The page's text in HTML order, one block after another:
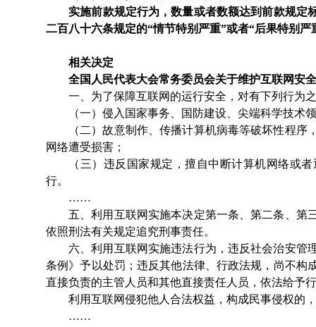
实施前款规定行为，数量或者数额达到前款规定
二百八十六条规定的“情节特别严重”或者“后果特别严
相关决定
全国人民代表大会常务委员会关于维护互联网安
一、为了保障互联网的运行安全，对有下列行为
（一）侵入国家事务、国防建设、尖端科学技术
（二）故意制作、传播计算机病毒等破坏性程
网络遭受损害；
（三）违反国家规定，擅自中断计算机网络或
行。
……
五、利用互联网实施本决定第一条、第二条、第
依照刑法有关规定追究刑事责任。
六、利用互联网实施违法行为，违反社会治安管
条例》予以处罚；违反其他法律、行政法规，尚不构
直接负责的主管人员和其他直接责任人员，依法给予
利用互联网侵犯他人合法权益，构成民事侵权的
……